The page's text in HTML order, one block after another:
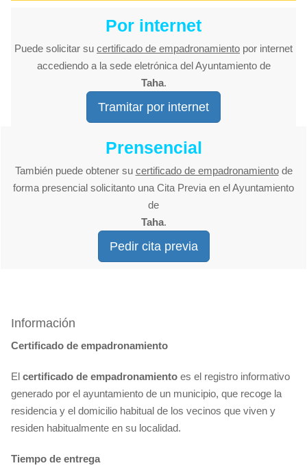
Por internet
Puede solicitar su certificado de empadronamiento por internet
accediendo a la sede eletrónica del Ayuntamiento de
Taha.
Tramitar por internet
Prensencial
También puede obtener su certificado de empadronamientode
forma presencial solicitanto una Cita Previa en el Ayuntamiento
de
Taha.
Pedir cita previa
Información
Certificado de empadronamiento
El certificado de empadronamiento es el registro informativo
generado por el ayuntamiento de un municipio, que recoge la
residencia y el domicilio habitual de los vecinos que viven y
residen habitualmente en su localidad.
Tiempo de entrega